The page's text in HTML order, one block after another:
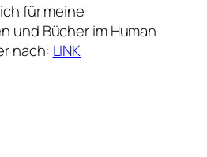
für meine
und Bücher im Human
nach: LINK